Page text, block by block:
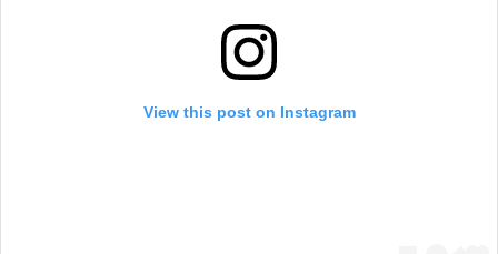
View this post on Instagram